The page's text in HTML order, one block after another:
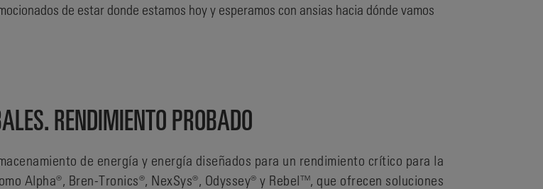
de estar donde estamos hoy y esperamos con ansias hacia dónde vamos
RENDIMIENTO PROBADO
de energía y energía diseñados para un rendimiento crítico para la
Alpha®, Bren-Tronics®, NexSys®, Odyssey® y Rebel™, que ofrecen soluciones